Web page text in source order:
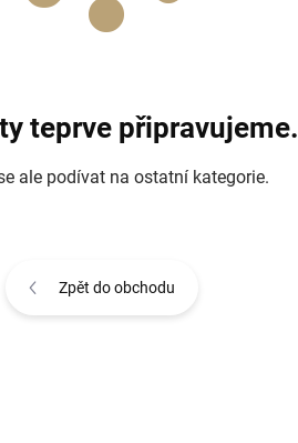
teprve připravujeme.
ale podívat na ostatní kategorie.
Zpět do obchodu